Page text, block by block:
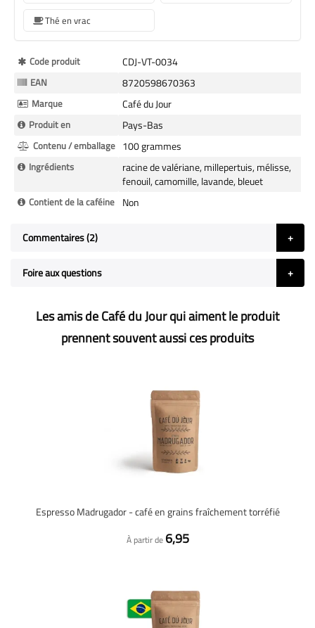
Thé en vrac
Plus
d’information
Code produit CDJ-VT-0034
EAN 8720598670363
Marque Café du Jour
Produit en Pays-Bas
Contenu / emballage 100 grammes
Ingrédients
racine de valériane, millepertuis, mélisse,
fenouil, camomille, lavande, bleuet
Contient de la caféine Non
Commentaires 2
Foire aux questions
Les amis de Café du Jour qui aiment le produit
prennent souvent aussi ces produits
Espresso Madrugador - café en grains fraîchement torréfié
À partir de 6,95